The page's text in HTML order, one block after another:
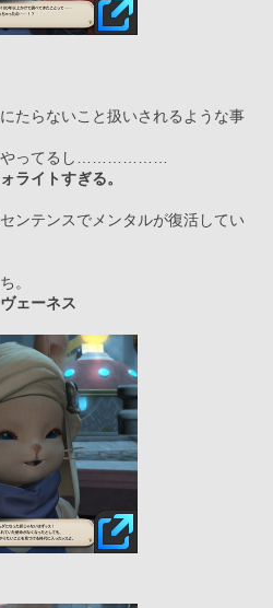
たらないこと扱いされるような事
やってるし………………
イトすぎる。
ンテンスでメンタルが復活してい
。
ェーネス